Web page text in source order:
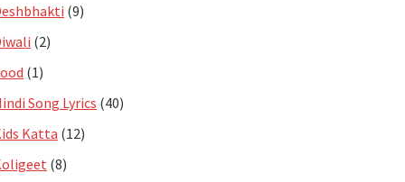
(9)
(2)
(1)
Song Lyrics (40)
Katta (12)
(8)